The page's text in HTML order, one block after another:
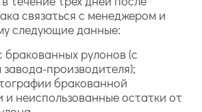
связаться с менеджером и
следующие данные:
бракованных рулонов (с
завода-производителя);
бракованной
и неиспользованные остатки от